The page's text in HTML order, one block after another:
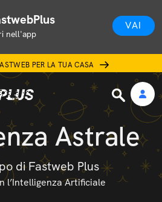
nell'app
VAI
PER LA TUA CASA
Astrale
di Fastweb Plus
l’Intelligenza Artificiale